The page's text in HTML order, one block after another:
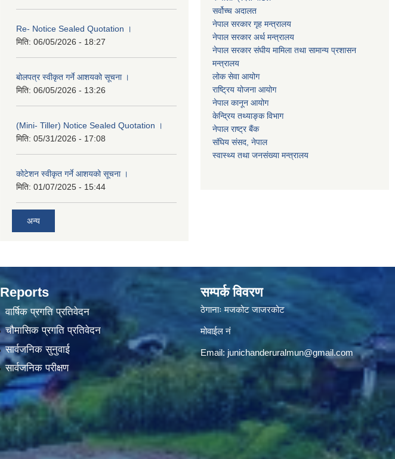
Re- Notice Sealed Quotation ।
मिति: 06/05/2026 - 18:27
बोलपत्र स्वीकृत गर्ने आशयको सूचना ।
मिति: 06/05/2026 - 13:26
(Mini- Tiller) Notice Sealed Quotation ।
मिति: 05/31/2026 - 17:08
कोटेशन स्वीकृत गर्ने आशयको सूचना ।
मिति: 01/07/2025 - 15:44
अन्य
सर्वोच्‍च अदालत
नेपाल सरकार गृह मन्‍‍‍त्रालय
नेपाल सरकार अर्थ मन्‍त्रालय
नेपाल सरकार संघीय मामिला तथा सामान्य प्रशासन
मन्‍त्रालय
लोक सेवा आयोग
राष्‍ट्रिय योजना आयोग
नेपाल कानून आयोग
केन्द्रिय तथ्याङ्क विभाग
नेपाल राष्‍ट्र बैंक
संघिय संसद, नेपाल
स्वास्थ्य तथा जनसंख्या मन्त्रालय
Reports
वार्षिक प्रगति प्रतिवेदन
चौमासिक प्रगति प्रतिवेदन
सार्वजनिक सुनुवाई
सार्वजनिक परीक्षण
सम्पर्क विवरण
ठेगानाः मजकोट जाजरकोट
मोवाईल नं
Email: junichanderuralmun@gmail.com